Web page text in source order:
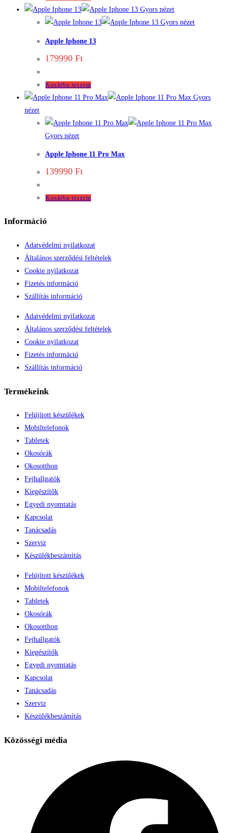
Gyors nézet
Gyors nézet
Apple Iphone 13
179990 Ft
Kosárba teszem
Gyors
nézet
Gyors nézet
Apple Iphone 11 Pro Max
139990 Ft
Kosárba teszem
Információ
Adatvédelmi nyilatkozat
Általános szerződési feltételek
Cookie nyilatkozat
Fizetés információ
Szállítás információ
Adatvédelmi nyilatkozat
Általános szerződési feltételek
Cookie nyilatkozat
Fizetés információ
Szállítás információ
Termékeink
Felújított készülékek
Mobiltelefonok
Tabletek
Okosórák
Okosotthon
Fejhallgatók
Kiegészítők
Egyedi nyomtatás
Kapcsolat
Tanácsadás
Szerviz
Készülékbeszámítás
Felújított készülékek
Mobiltelefonok
Tabletek
Okosórák
Okosotthon
Fejhallgatók
Kiegészítők
Egyedi nyomtatás
Kapcsolat
Tanácsadás
Szerviz
Készülékbeszámítás
Közösségi média